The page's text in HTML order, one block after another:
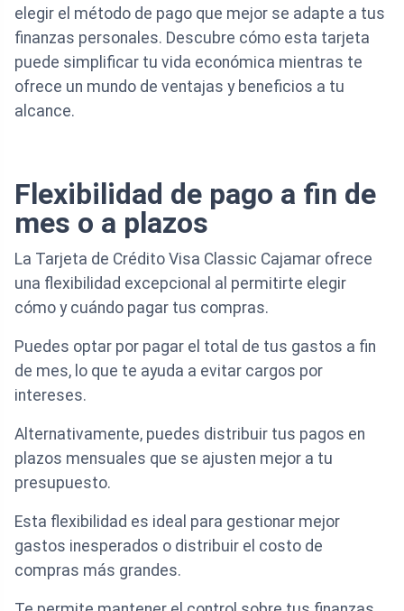
elegir el método de pago que mejor se adapte a tus
finanzas personales. Descubre cómo esta tarjeta
puede simplificar tu vida económica mientras te
ofrece un mundo de ventajas y beneficios a tu
alcance.
Flexibilidad de pago a fin de
mes o a plazos
La Tarjeta de Crédito Visa Classic Cajamar ofrece
una flexibilidad excepcional al permitirte elegir
cómo y cuándo pagar tus compras.
Puedes optar por pagar el total de tus gastos a fin
de mes, lo que te ayuda a evitar cargos por
intereses.
Alternativamente, puedes distribuir tus pagos en
plazos mensuales que se ajusten mejor a tu
presupuesto.
Esta flexibilidad es ideal para gestionar mejor
gastos inesperados o distribuir el costo de
compras más grandes.